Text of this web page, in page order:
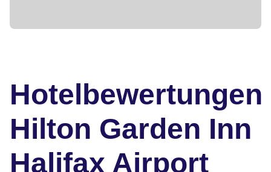
Hotelbewertungen
Hilton Garden Inn
Halifax Airport